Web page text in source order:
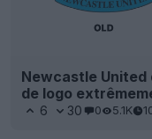
Newcastle
de logo
6 30 0 5.1K